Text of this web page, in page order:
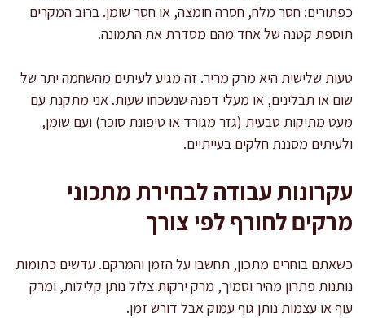
כפתורים: חסר מלח, חסרה חומצה, או חסר שומן. ברוב המקרים
תוספת קטנה של אחד מהם מסדרת את התמונה.
טעות שלישית היא מרק מריר. זה מגיע לעיתים מהשחמה יתר של
שום או תבלינים, או מעלי דפנה שנשכחו שעות. אני מתקנת עם
מעט מתיקות טבעית (גזר מגורד או טיפונת סוכר) ועם שומן,
ולעיתים מסננת חלקים בעייתיים.
עקרונות עבודה לבחירת מתכוני
מרקים לחורף לפי צורך
כשאתם בוחרים מתכון, תחשבו על הזמן והמרקם. עדשים כתומות
נותנות פתרון מהיר וסמיך, מרק ירקות צלול נותן קלילות, ומרק
עוף או עצמות נותן גוף עמוק אבל דורש זמן.